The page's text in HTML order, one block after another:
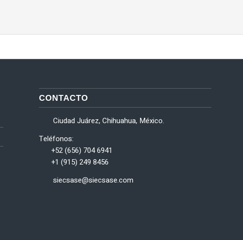
CONTACTO
Ciudad Juárez, Chihuahua, México.
Teléfonos:
+52 (656) 704 6941
+1 (915) 249 8456
siecsase@siecsase.com